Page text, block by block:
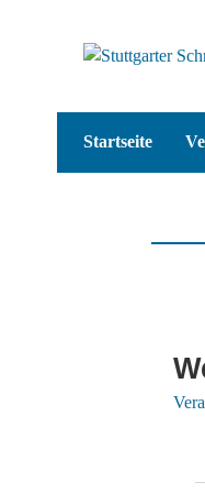
Startseite